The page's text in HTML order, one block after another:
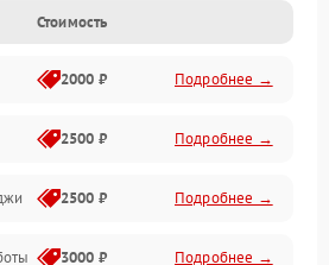
Стоимость
2000 ₽ Подробнее →
2500 ₽ Подробнее →
2500 ₽ Подробнее →
3000 ₽ Подробнее →